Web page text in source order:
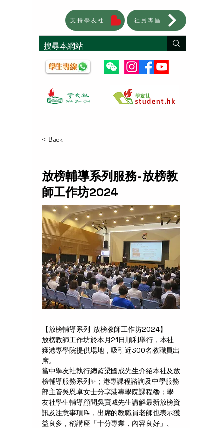
支持學友社 社員專區
< Back
放榜輔導系列服務-放榜教
師工作坊2024
【放榜輔導系列-放榜教師工作坊2024】
放榜教師工作坊於本月21日順利舉行，本社
獲港專學院提供場地，吸引近300名教職員出
席。
當中學友社執行總監梁國成先生介紹本社及放
榜輔導服務系列✨；港專課程諮詢及中學服務
部主管吳恩卓女士分享港專學院課程📚；學
友社學生輔導顧問吳寶城先生講解最新放榜資
訊及注意事項📝，出席的教職員老師也表示獲
益良多，稱講座「十分專業，內容良好」、